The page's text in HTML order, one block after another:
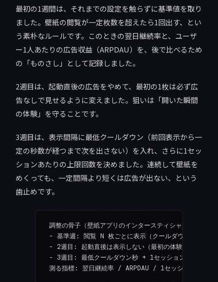
最初の1週間は、それまでの設定を触らずに基準値を取り
ました。壁紙の閲覧が一定枚数を超えたら1回出す、とい
う素朴なルールです。このときの翌日継続率と、ユーザ
ー1人あたりの広告収益（ARPDAU）を、後で比べるため
の「ものさし」として記録しました。
2週目は、起動直後の広告をやめて、最初の1枚は必ず広
告なしで見せるように変えました。狙いは「開いた瞬間
の体験」を守ることです。
3週目は、表示間隔に最低クールダウン（前回表示から一
定の秒数が経つまで次を出さない）を入れ、さらに1セッ
ションあたりの上限回数を決めました。連続して壁紙を
めくっても、一定間隔より短くは広告が出ない、という
歯止めです。
調整の骨子（壁紙アプリのインタースティシャル）
- 基準週: 閲覧 N 枚ごとに表示（クールダウンなし・上
- 2週目: 起動直後は表示しない（最初の体験を守る）
- 3週目: 最低クールダウン秒 + 1セッション上限回数を
測る指標: 翌日継続率 / ARPDAU / 1セッションあたり